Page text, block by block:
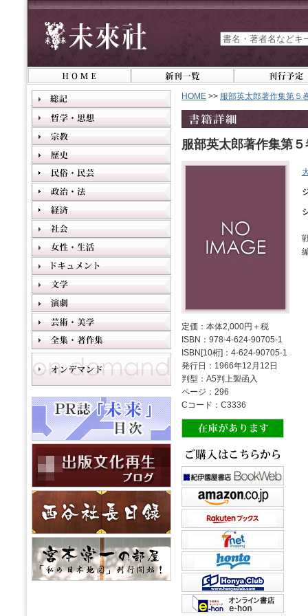
HOME >> 服部英太郎著作集第
服部英太郎著作集第
定価：本体2,000円＋税
ISBN：978-4-624-90705-1
ISBN[10桁]：4-624-90705-1
発行日：1966年12月12日
判型：A5判上製函入
ページ：296
Cコード：C3336